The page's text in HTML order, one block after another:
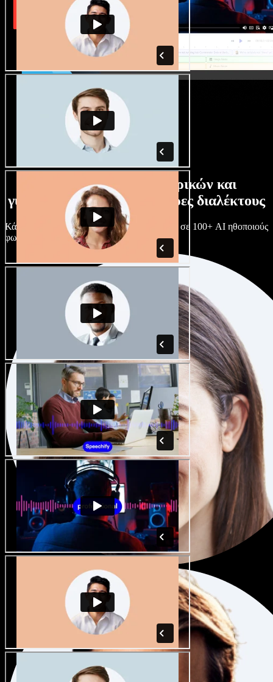
Τεράστια συλλογή ανδρικών και
γυναικείων φωνών με άπειρες διαλέκτους
Κάθε έργο είναι μοναδικό. Διάλεξε ανάμεσα σε 100+ AI ηθοποιούς
φωνής & διαλέκτους και κάν’ τους όπως θες.